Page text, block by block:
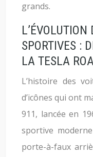
grands.
L’ÉVOLUTION
SPORTIVES :
LA TESLA
L’histoire des
d’icônes qui ont
911, lancée en
sportive
porte-à-faux